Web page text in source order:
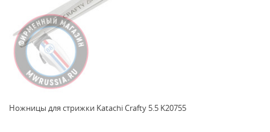
Ножницы для стрижки Katachi Crafty 5.5 K20755